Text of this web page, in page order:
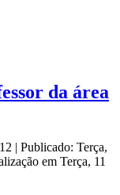
da área
| Publicado: Terça,
em Terça, 11